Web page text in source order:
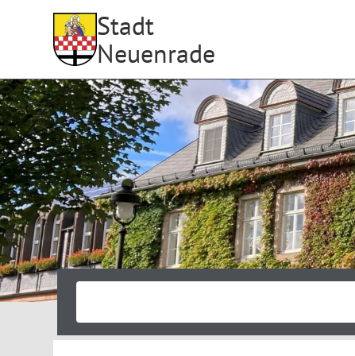
Stadt
Neuenrade